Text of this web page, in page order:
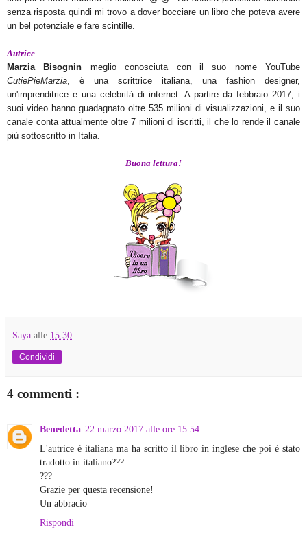
senza risposta quindi mi trovo a dover bocciare un libro che poteva avere
un bel potenziale e fare scintille.
Autrice
Marzia Bisognin meglio conosciuta con il suo nome YouTube
CutiePieMarzia , è una scrittrice italiana, una fashion designer,
un'imprenditrice e una celebrità di internet. A partire da febbraio 2017, i
suoi video hanno guadagnato oltre 535 milioni di visualizzazioni, e il suo
canale conta attualmente oltre 7 milioni di iscritti, il che lo rende il canale
più sottoscritto in Italia.
Buona lettura!
Saya alle 15:30
Condividi
4 commenti :
Benedetta 22 marzo 2017 alle ore 15:54
L'autrice è italiana ma ha scritto il libro in inglese che poi è stato
tradotto in italiano???
???
Grazie per questa recensione!
Un abbracio
Rispondi